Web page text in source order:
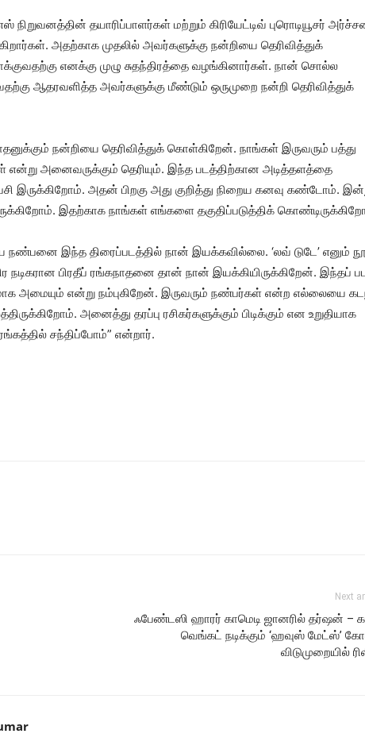
தயாரிப்பாளர்கள் மற்றும் கிரியேட்டிவ் புரொடியூசர்
அதற்காக முதலில் அவர்களுக்கு நன்றியை தெரிவித்துக்
எனக்கு முழு சுதந்திரத்தை வழங்கினார்கள். நான் சொல்ல
ஆதரவளித்த அவர்களுக்கு மீண்டும் ஒருமுறை நன்றி தெரிவித்துக்
நன்றியை தெரிவித்துக் கொள்கிறேன். நாங்கள் இருவரும் பத்து
அனைவருக்கும் தெரியும். இந்த படத்திற்கான அடித்தளத்தை
இருக்கிறோம். அதன் பிறகு அது குறித்து நிறைய கனவு கண்டோம்.
இதற்காக நாங்கள் எங்களை தகுதிப்படுத்திக்
நண்பனை இந்த திரைப்படத்தில் நான் இயக்கவில்லை. ‘லவ் டுடே’ எனும்
நடிகரான பிரதீப் ரங்கநாதனை தான் நான் இயக்கியிருக்கிறேன். இந்தப்
அமையும் என்று நம்புகிறேன். இருவரும் நண்பர்கள் என்ற எல்லையை
அனைத்து தரப்பு ரசிகர்களுக்கும் பிடிக்கும் என உறுதியாக
சந்திப்போம்” என்றார்.
Next
ஃபேண்டஸி ஹாரர் காமெடி ஜானரில் தர்ஷன் –
வெங்கட் நடிக்கும் ‘ஹவுஸ் மேட்ஸ்’
விடுமுறையில்